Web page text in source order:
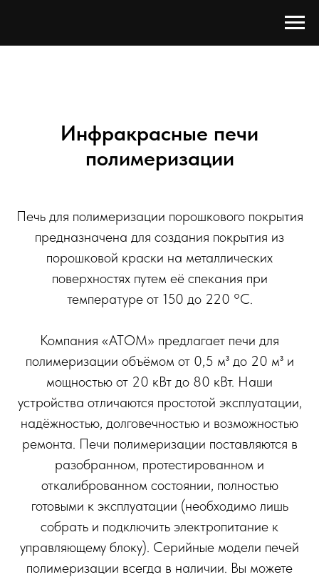
Инфракрасные печи
полимеризации
Печь для полимеризации порошкового покрытия
предназначена для создания покрытия из
порошковой краски на металлических
поверхностях путем её спекания при
температуре от 150 до 220 °C.
Компания «АТОМ» предлагает печи для
полимеризации объёмом от 0,5 м³ до 20 м³ и
мощностью от 20 кВт до 80 кВт. Наши
устройства отличаются простотой эксплуатации,
надёжностью, долговечностью и возможностью
ремонта. Печи полимеризации поставляются в
разобранном, протестированном и
откалиброванном состоянии, полностью
готовыми к эксплуатации (необходимо лишь
собрать и подключить электропитание к
управляющему блоку). Серийные модели печей
полимеризации всегда в наличии. Вы можете